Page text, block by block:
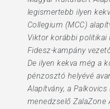
legismertebb ilyen
Collegium (MCC)
Viktor korábbi
Fidesz-kampány
De ilyen kekva még a
pénzosztó helyévé
Alapítvány, a
menedzselő ZalaZone